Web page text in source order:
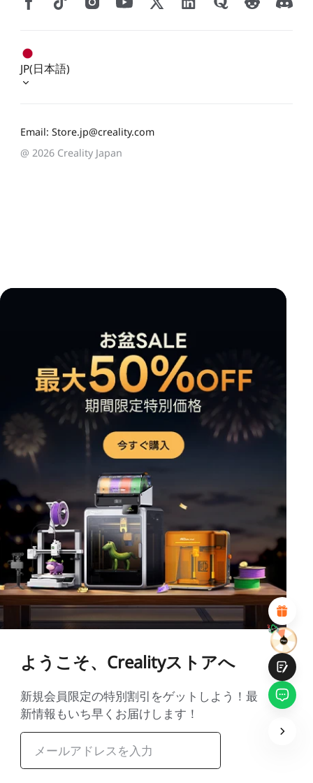
このページの満足度を評価してください:
不満足
1
2 3 4 7 8 9 10
*
あなたの満足度の理由
魅力的なビジュアルデザイン
適切な商品推薦
明確なナビゲーションとカテゴリ
豊富なコンテンツ
高速ページロード
Email: Store.jp@creality.com
JP(日本語)
@ 2026 Creality Japan
ようこそ、Crealityストアへ
新規会員限定の特別割引をゲットしよう！最
新情報もいち早くお届けします！